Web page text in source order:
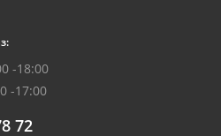
-18:00
-17:00
72